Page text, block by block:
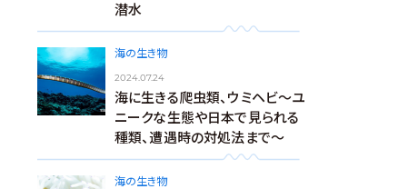
潜水
海の生き物
2024.07.24
海に生きる爬虫類、ウミヘビ～ユ
ニークな生態や日本で見られる
種類、遭遇時の対処法まで～
海の生き物